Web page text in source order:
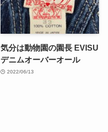
気分は動物園の園長 EVISU
デニムオーバーオール
2022/06/13